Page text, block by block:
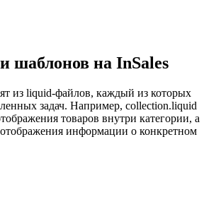
шаблонов на InSales
из liquid-файлов, каждый из которых
задач. Например, collection.liquid
товаров внутри категории, а
информации о конкретном